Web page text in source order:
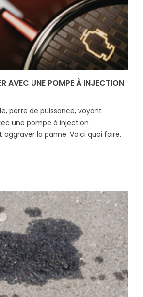
AVEC UNE POMPE À INJECTION
perte de puissance, voyant
une pompe à injection
la panne. Voici quoi faire.